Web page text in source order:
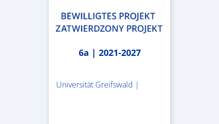
6a | 2021-2027
Universität Greifswald |